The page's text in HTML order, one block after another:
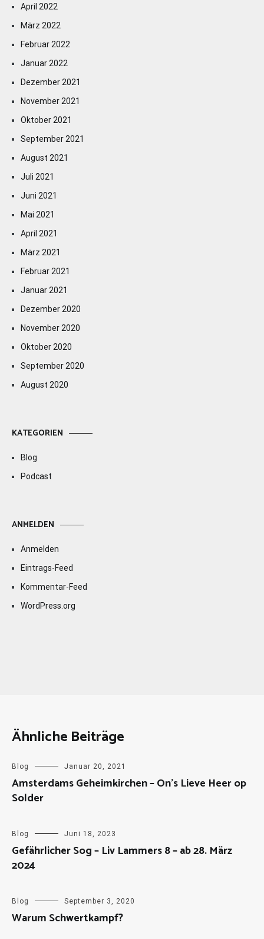
April 2022
März 2022
Februar 2022
Januar 2022
Dezember 2021
November 2021
Oktober 2021
September 2021
August 2021
Juli 2021
Juni 2021
Mai 2021
April 2021
März 2021
Februar 2021
Januar 2021
Dezember 2020
November 2020
Oktober 2020
September 2020
August 2020
KATEGORIEN
Blog
Podcast
ANMELDEN
Anmelden
Eintrags-Feed
Kommentar-Feed
WordPress.org
Ähnliche Beiträge
Blog Januar 20, 2021
Amsterdams Geheimkirchen – On’s Lieve Heer op
Solder
Blog Juni 18, 2023
Gefährlicher Sog – Liv Lammers 8 – ab 28. März
2024
Blog September 3, 2020
Warum Schwertkampf?